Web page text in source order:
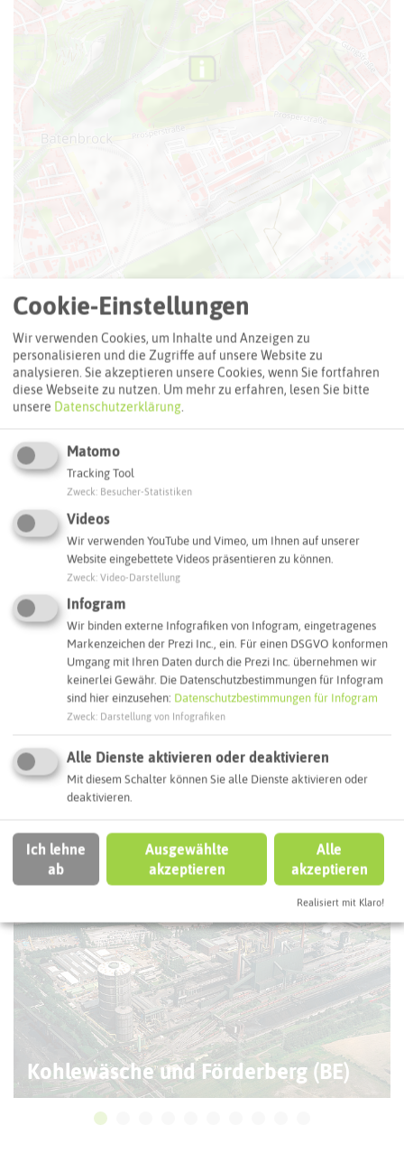
Leaflet ©OpenStreetMap
Adresse:
Halde Prosperstraße
Prosperstraße
46238 Bottrop
Webseite
Interaktive Karte
Routenplanung zum Ziel:
ÖPNV-Route finden
Autoroute finden
ATTRAKTIONEN IN DER UMGEBUNG
Was ihr hier noch erleben könnt
BOTTROP
Kohlewäsche und Förderberg (BE)
Cookie-Einstellungen
Wir verwenden Cookies, um Inhalte und Anzeigen zu
personalisieren und die Zugriffe auf unsere Website zu
analysieren. Sie akzeptieren unsere Cookies, wenn Sie fortfahren
diese Webseite zu nutzen. Um mehr zu erfahren, lesen Sie bitte
unsere Datenschutzerklärung.
Matomo
Tracking Tool
Zweck Besucher-Statistiken
Videos
Wir verwenden YouTube und Vimeo, um Ihnen auf unserer
Website eingebettete Videos präsentieren zu können.
Zweck Video-Darstellung
Infogram
Wir binden externe Infografiken von Infogram, eingetragenes
Markenzeichen der Prezi Inc., ein. Für einen DSGVO konformen
Umgang mit Ihren Daten durch die Prezi Inc. übernehmen wir
keinerlei Gewähr. Die Datenschutzbestimmungen für Infogram
sind hier einzusehen: Datenschutzbestimmungen für Infogram
Zweck Darstellung von Infografiken
Alle Dienste aktivieren oder deaktivieren
Mit diesem Schalter können Sie alle Dienste aktivieren oder
deaktivieren.
Ich lehne
ab
Ausgewählte
akzeptieren
Alle
akzeptieren
Realisiert mit Klaro!